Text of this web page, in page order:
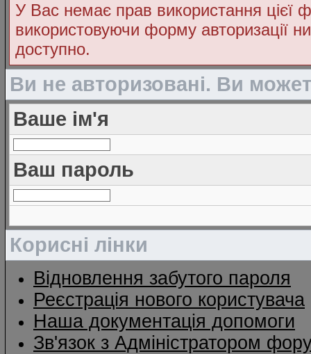
У Вас немає прав використання цієї
використовуючи форму авторизації
доступно.
Ви не авторизовані. Ви
Ваше ім'я
Ваш пароль
Корисні лінки
Відновлення забутого пароля
Реєстрація нового користувача
Наша документація допомоги
Зв'язок з Адміністратором